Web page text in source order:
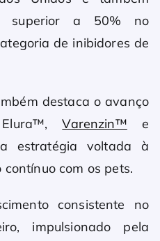
superior a 50% no
de inibidores de
destaca o avanço
Elura™,Varenzin™ e
estratégia voltada à
com os pets.
consistente no
impulsionado pela